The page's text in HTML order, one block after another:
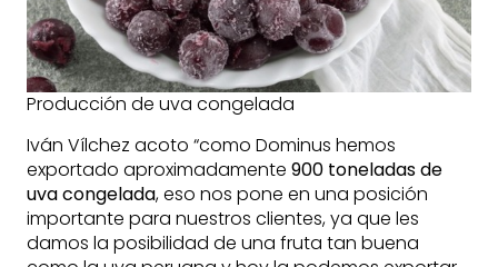
Producción de uva congelada
Iván Vílchez acoto “como Dominus hemos
exportado aproximadamente 900 toneladas de
uva congelada, eso nos pone en una posición
importante para nuestros clientes, ya que les
damos la posibilidad de una fruta tan buena